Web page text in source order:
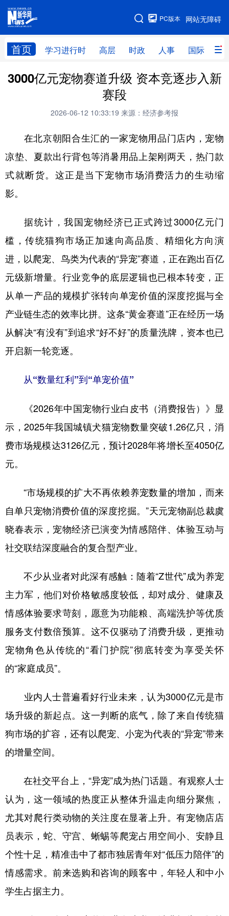
网站无障碍
PC版本
首页 学习进行时 高层 时政 人事 国际 财
网站地图
学习进行时 高层 时政 人事
全球连线
科技 科创 量子 体育
文化 书画 健康 军事
食品 人居 信息化 数字经济
学术中国 乡村振兴 银龄 溯源中国
彩票 娱乐 时尚 悦读
公益 一带一路 亚太网 上市公司
文化产业
地方频道
浙江 安徽 江西
陕西 甘肃 青海 宁夏
新疆 内蒙古 黑龙江
English Español Français عربى
Русский язык 日本語 한국어
Deutsch Português
3000亿元宠物赛道升级 资本竞逐步入新
赛段
2026-06-12 10:33:19 来源：经济参考报
在北京朝阳合生汇的一家宠物用品门店内，宠物
凉垫、夏款出行背包等消暑用品上架刚两天，热门款
式就断货。这正是当下宠物市场消费活力的生动缩
影。
据统计，我国宠物经济已正式跨过3000亿元门
槛，传统猫狗市场正加速向高品质、精细化方向演
进，以爬宠、鸟类为代表的“异宠”赛道，正在跑出百亿
元级新增量。行业竞争的底层逻辑也已根本转变，正
从单一产品的规模扩张转向单宠价值的深度挖掘与全
产业链生态的效率比拼。这条“黄金赛道”正在经历一场
从解决“有没有”到追求“好不好”的质量洗牌，资本也已
开启新一轮竞逐。
从“数量红利”到“单宠价值”
《2026年中国宠物行业白皮书（消费报告）》显
示，2025年我国城镇犬猫宠物数量突破1.26亿只，消
费市场规模达3126亿元，预计2028年将增长至4050亿
元。
“市场规模的扩大不再依赖养宠数量的增加，而来
自单只宠物消费价值的深度挖掘。”天元宠物副总裁虞
晓春表示，宠物经济已演变为情感陪伴、体验互动与
社交联结深度融合的复合型产业。
不少从业者对此深有感触：随着“Z世代”成为养宠
主力军，他们对价格敏感度较低，却对成分、健康及
情感体验要求苛刻，愿意为功能粮、高端洗护等优质
服务支付数倍预算。这不仅驱动了消费升级，更推动
宠物角色从传统的“看门护院”彻底转变为享受关怀
的“家庭成员”。
业内人士普遍看好行业未来，认为3000亿元是市
场升级的新起点。这一判断的底气，除了来自传统猫
狗市场的扩容，还有以爬宠、小宠为代表的“异宠”带来
的增量空间。
在社交平台上，“异宠”成为热门话题。有观察人士
认为，这一领域的热度正从整体升温走向细分聚焦，
尤其对爬行类动物的关注度在显著上升。有宠物店店
员表示，蛇、守宫、蜥蜴等爬宠占用空间小、安静且
个性十足，精准击中了都市独居青年对“低压力陪伴”的
情感需求。前来选购和咨询的顾客中，年轻人和中小
学生占据主力。